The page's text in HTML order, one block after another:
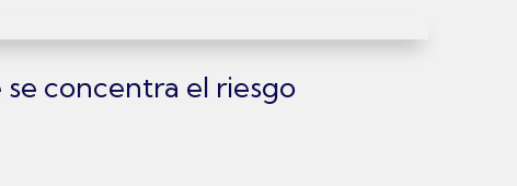
concentra el riesgo